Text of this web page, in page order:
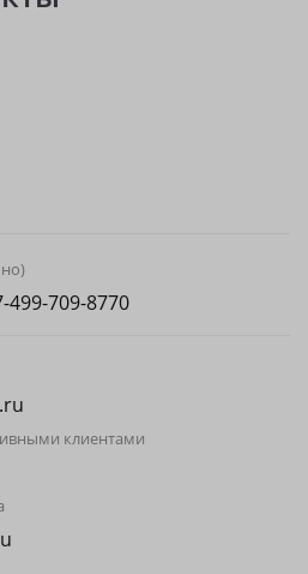
499-709-8770
клиентами